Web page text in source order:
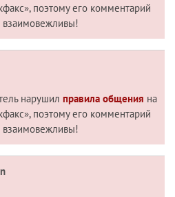
поэтому его комментарий
взаимовежливы!
нарушил правила общения на
поэтому его комментарий
взаимовежливы!